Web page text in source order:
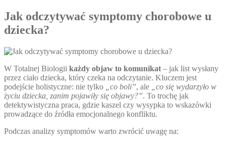
Jak odczytywać symptomy chorobowe u
dziecka?
W Totalnej Biologii każdy objaw to komunikat – jak list wysłany
przez ciało dziecka, który czeka na odczytanie. Kluczem jest
podejście holistyczne: nie tylko
„co boli”, ale
„co się wydarzyło w
życiu dziecka, zanim pojawiły się objawy?”. To trochę jak
detektywistyczna praca, gdzie kaszel czy wysypka to wskazówki
prowadzące do źródła emocjonalnego konfliktu.
Podczas analizy symptomów warto zwrócić uwagę na: